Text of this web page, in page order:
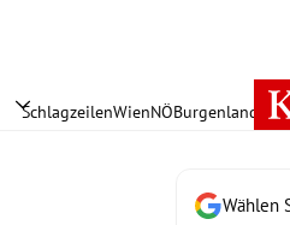
SchlagzeilenWienNÖBurgenland
Wählen